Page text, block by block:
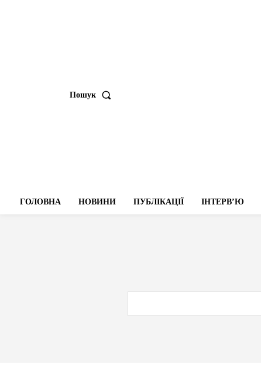
Пошук
ГОЛОВНА НОВИНИ ПУБЛІКАЦІЇ ІНТЕРВʼЮ